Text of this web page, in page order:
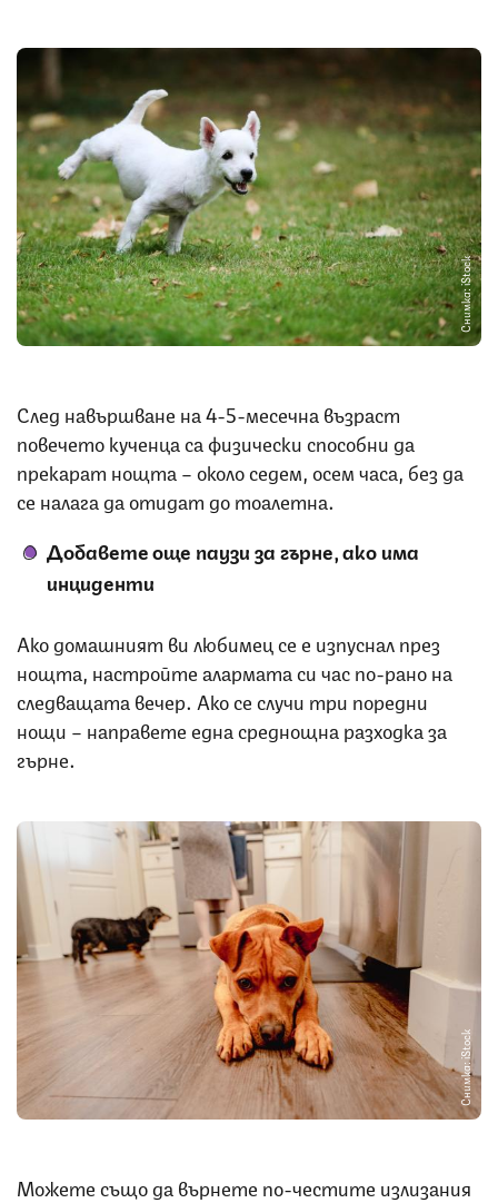
Снимка: iStock
След навършване на 4-5-месечна възраст
повечето кученца са физически способни да
прекарат нощта – около седем, осем часа, без да
се налага да отидат до тоалетна.
Добавете още паузи за гърне, ако има
инциденти
Ако домашният ви любимец се е изпуснал през
нощта, настройте алармата си час по-рано на
следващата вечер. Ако се случи три поредни
нощи – направете една среднощна разходка за
гърне.
Снимка: iStock
Можете също да върнете по-честите излизания